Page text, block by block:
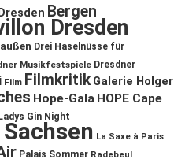
Bergen
Dresden
Drei Haselnüsse für
Musikfestspiele Dresdner
Film Filmkritik Galerie Holger
Hope-Gala HOPE Cape
Ladys Gin Night
La Saxe à Paris
Palais Sommer Radebeul